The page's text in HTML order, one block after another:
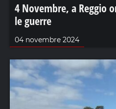
4 Novembre, a Reggio
le guerre
04 novembre 2024